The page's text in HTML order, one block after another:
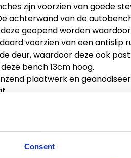
Consent
zijn voorzien van goede
achterwand van de
geopend worden
voorzien van een antislip
deur, waardoor deze ook
bench 13cm hoog.
plaatwerk en
worden geleverd als
zelf in elkaar kunt zetten.
in de auto kunt u
niet meer kan schuiven. Wilt u